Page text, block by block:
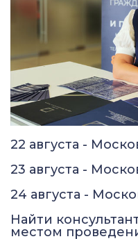
22 августа -
23 августа -
24 августа -
Найти
местом